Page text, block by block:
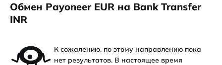
Обмен Payoneer EUR на Bank Transfer
INR
К сожалению, по этому направлению пока
нет результатов. В настоящее время